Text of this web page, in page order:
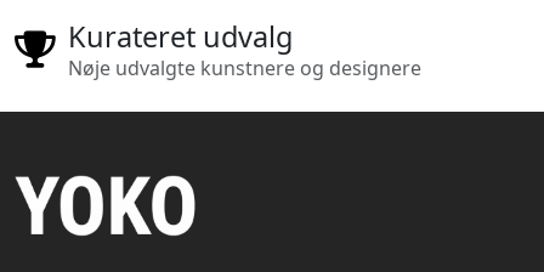
Kurateret udvalg
Nøje udvalgte kunstnere og designere